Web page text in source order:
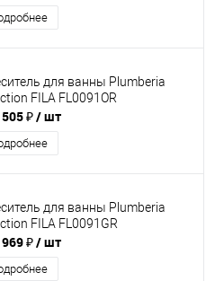
для ванны Plumberia
FILA FL0091OR
₽/ шт
для ванны Plumberia
FILA FL0091GR
₽/ шт